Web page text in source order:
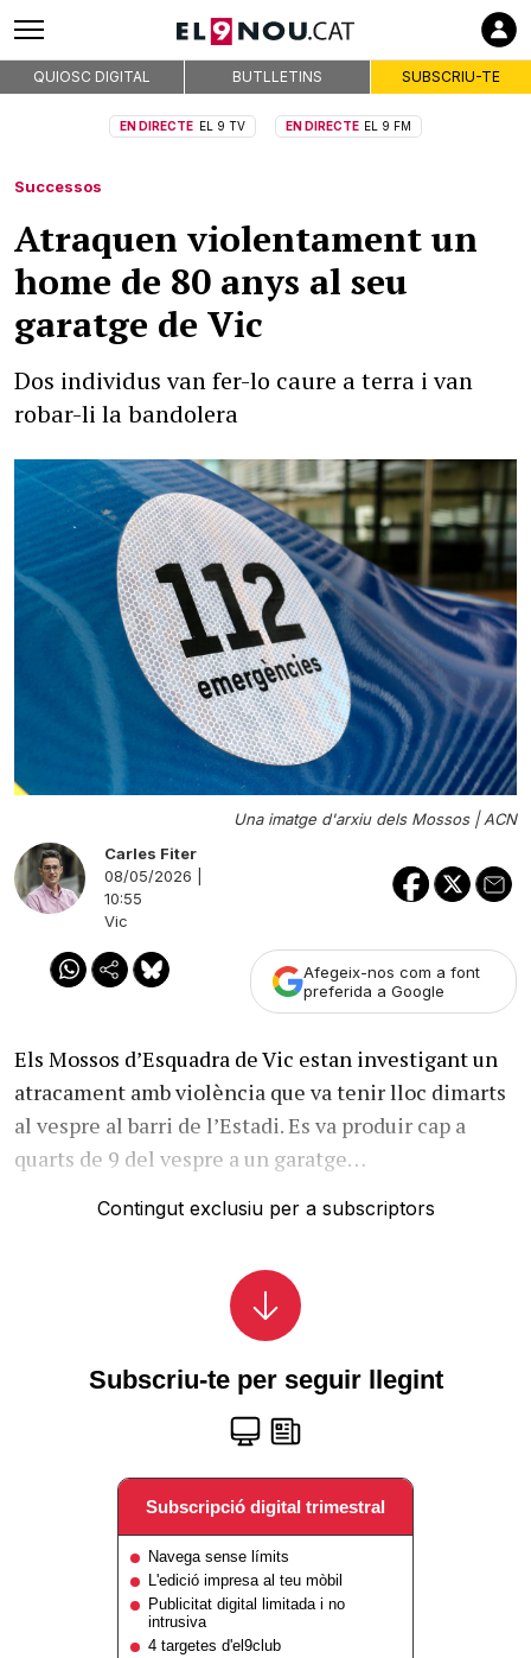
QUIOSC DIGITAL BUTLLETINS SUBSCRIU-TE
EN DIRECTE EL 9 TV EN DIRECTE EL 9 FM
Successos
Atraquen violentament un
home de 80 anys al seu
garatge de Vic
Dos individus van fer-lo caure a terra i van
robar-li la bandolera
Una imatge d'arxiu dels Mossos |ACN
Carles Fiter
08/05/2026 |
10:55
Vic
Afegeix-nos com a font
preferida a Google
Els Mossos d’Esquadra de Vic estan investigant un
atracament amb violència que va tenir lloc dimarts
al vespre al barri de l’Estadi. Es va produir cap a
quarts de 9 del vespre a un garatge…
Contingut exclusiu per a subscriptors